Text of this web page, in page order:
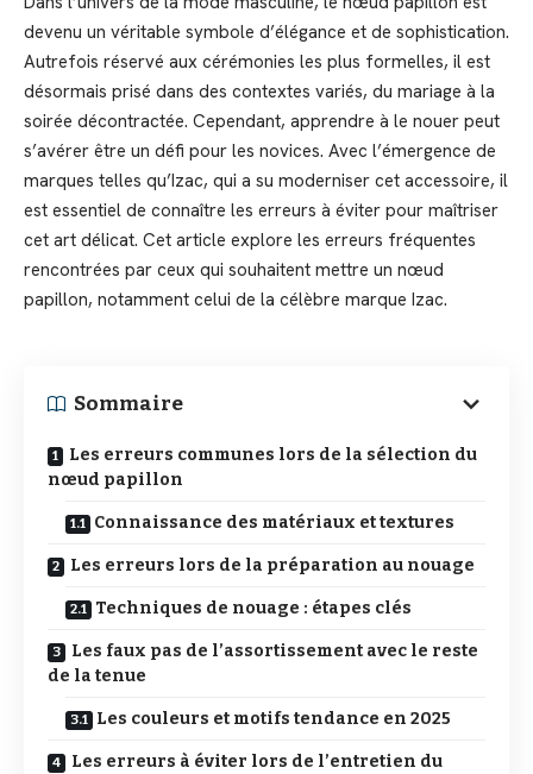
devenu un véritable symbole d’élégance et de sophistication.
Autrefois réservé aux cérémonies les plus formelles, il est
désormais prisé dans des contextes variés, du mariage à la
soirée décontractée. Cependant, apprendre à le nouer peut
s’avérer être un défi pour les novices. Avec l’émergence de
marques telles qu’Izac, qui a su moderniser cet accessoire, il
est essentiel de connaître les erreurs à éviter pour maîtriser
cet art délicat. Cet article explore les erreurs fréquentes
rencontrées par ceux qui souhaitent mettre un nœud
papillon, notamment celui de la célèbre marque Izac.
Sommaire
Les erreurs communes lors de la sélection du
nœud papillon
Connaissance des matériaux et textures
Les erreurs lors de la préparation au nouage
Techniques de nouage : étapes clés
Les faux pas de l’assortissement avec le reste
de la tenue
Les couleurs et motifs tendance en 2025
Les erreurs à éviter lors de l’entretien du